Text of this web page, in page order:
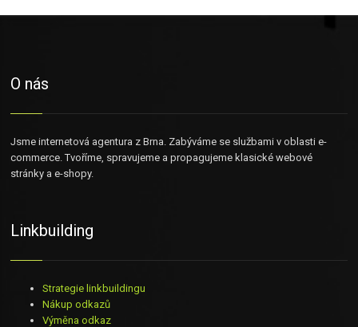
O nás
Jsme internetová agentura z Brna. Zabýváme se službami v oblasti e-
commerce. Tvoříme, spravujeme a propagujeme klasické webové
stránky a e-shopy.
Linkbuilding
Strategie linkbuildingu
Nákup odkazů
Výměna odkaz